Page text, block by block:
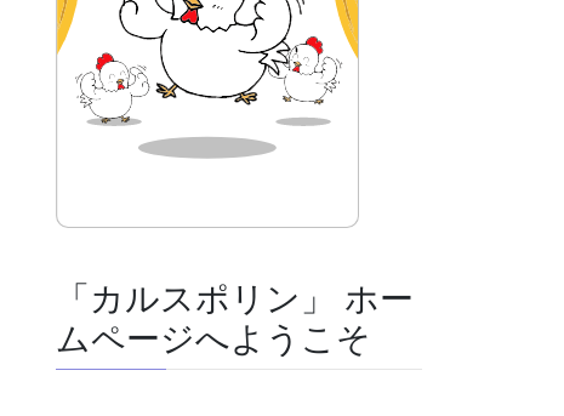
「カルスポリン」 ホー
ムページへようこそ